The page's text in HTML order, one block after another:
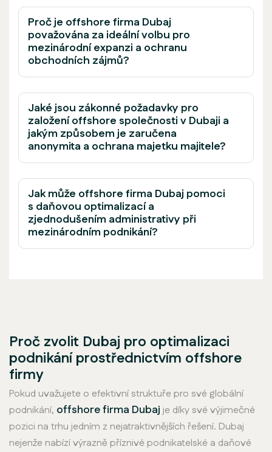
Proč je offshore firma Dubaj
považována za ideální volbu pro
mezinárodní expanzi a ochranu
obchodních zájmů?
Jaké jsou zákonné požadavky pro
založení offshore společnosti v Dubaji a
jakým způsobem je zaručena
anonymita a ochrana majetku majitele?
Jak může offshore firma Dubaj pomoci
s daňovou optimalizací a
zjednodušením administrativy při
mezinárodním podnikání?
Proč zvolit Dubaj pro optimalizaci
podnikání prostřednictvím offshore
firmy
Pokud uvažujete o efektivní struktuře pro své globální
podnikání, offshore firma Dubaj je díky své výjimečné
pozici na trhu jedním z nejatraktivnějších řešení. Dubaj
nejenže nabízí výrazně příznivé podnikatelské a daňové